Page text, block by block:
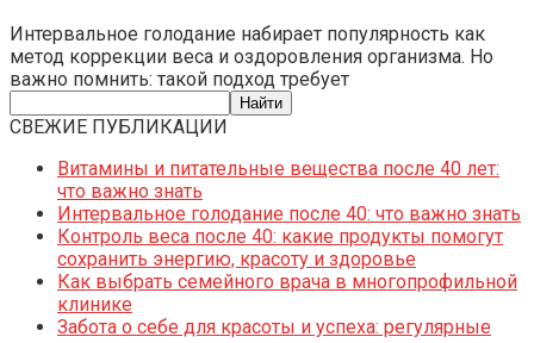
Интервальное голодание набирает популярность как
метод коррекции веса и оздоровления организма. Но
важно помнить: такой подход требует
СВЕЖИЕ ПУБЛИКАЦИИ
Витамины и питательные вещества после 40 лет:
что важно знать
Интервальное голодание после 40: что важно знать
Контроль веса после 40: какие продукты помогут
сохранить энергию, красоту и здоровье
Как выбрать семейного врача в многопрофильной
клинике
Забота о себе для красоты и успеха: регулярные